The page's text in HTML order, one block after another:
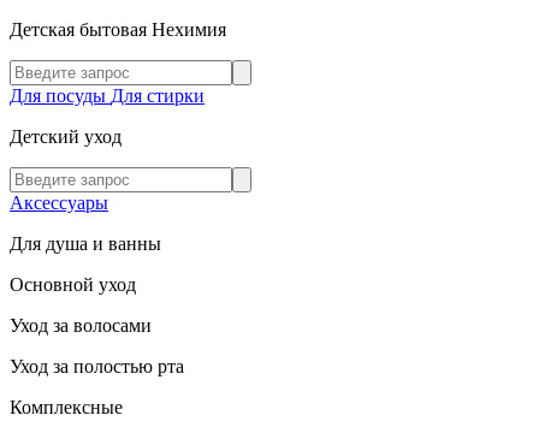
Детская бытовая Нехимия
Для посуды Для стирки
Детский уход
Аксессуары
Для душа и ванны
Основной уход
Уход за волосами
Уход за полостью рта
Комплексные